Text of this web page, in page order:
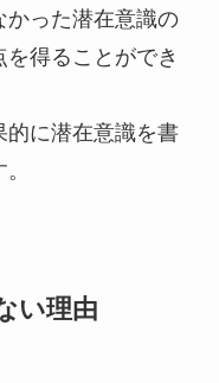
かった潜在意識の
得ることができ
的に潜在意識を書
い理由